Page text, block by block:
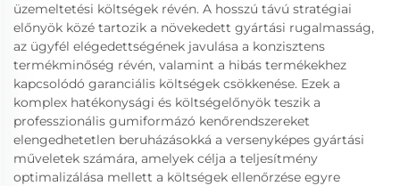
üzemeltetési költségek révén. A hosszú távú stratégiai
előnyök közé tartozik a növekedett gyártási rugalmasság,
az ügyfél elégedettségének javulása a konzisztens
termékminőség révén, valamint a hibás termékekhez
kapcsolódó garanciális költségek csökkenése. Ezek a
komplex hatékonysági és költségelőnyök teszik a
professzionális gumiformázó kenőrendszereket
elengedhetetlen beruházásokká a versenyképes gyártási
műveletek számára, amelyek célja a teljesítmény
optimalizálása mellett a költségek ellenőrzése egyre